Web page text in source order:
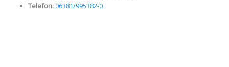
Telefon:06381/995382-0